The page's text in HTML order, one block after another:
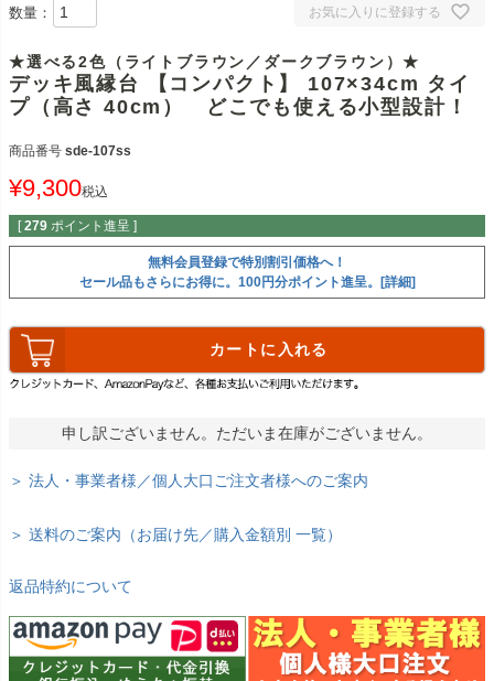
お気に入りに登録する
数量：
★選べる2色（ライトブラウン／ダークブラウン）★
デッキ風縁台 【コンパクト】 107×34cm タイ
プ（高さ 40cm） どこでも使える小型設計！
商品番号 sde-107ss
¥9,300税込
[ 279 ポイント進呈 ]
無料会員登録で特別割引価格へ！
セール品もさらにお得に。100円分ポイント進呈。[詳細]
カートに入れる
申し訳ございません。ただいま在庫がございません。
＞ 法人・事業者様／個人大口ご注文者様へのご案内
＞ 送料のご案内（お届け先／購入金額別 一覧）
返品特約について